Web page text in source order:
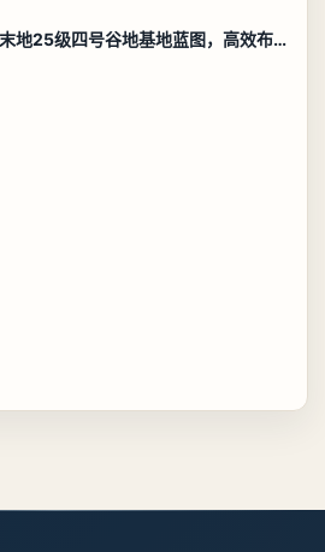
明日方舟终末地25级四号谷地基地蓝图，高效布局规划